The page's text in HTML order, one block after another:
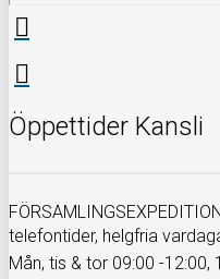
Öppettider Kansli
telefontider, helgfria
Mån, tis & tor 09:00 -12:00,